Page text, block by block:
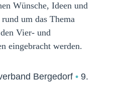
Wünsche, Ideen und
um das Thema
Vier- und
eingebracht werden.
Bergedorf
9.